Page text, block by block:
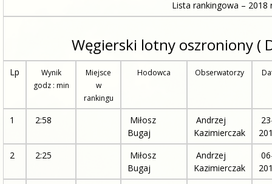
Lista rankingowa – 2018
Węgierski lotny oszroniony (
Lp
Wynik
godz : min
Miejsce
w
rankingu
Hodowca Obserwatorzy
1 2:58
Miłosz
Bugaj
Andrzej
Kazimierczak
2
2:25
Miłosz
Bugaj
Andrzej
Kazimierczak